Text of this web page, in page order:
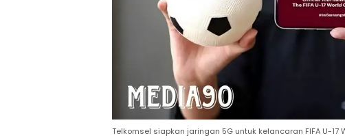
Telkomsel siapkan jaringan 5G untuk kelancaran FIFA U-17